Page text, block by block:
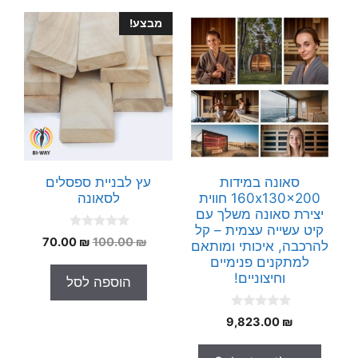
סאונה במידות
160x130x200 חווית
יצירת סאונה משלך עם
קיט עשייה עצמית – קל
להרכבה, איכותי ומותאם
למתקנים פנימיים
וחיצוניים!
0
o
9,823.00 ₪
מבצע!
עץ לבניית ספסלים
לסאונה
0
o
o
5
100.00₪
המחיר
היה:
100.00 ₪.
70.00 ₪
המחיר
הוספה לסל